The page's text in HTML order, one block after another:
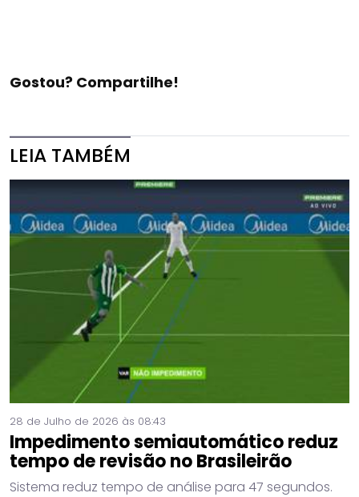
Gostou? Compartilhe!
LEIA TAMBÉM
28 de Julho de 2026 às 08:43
Impedimento semiautomático reduz
tempo de revisão no Brasileirão
Sistema reduz tempo de análise para 47 segundos.